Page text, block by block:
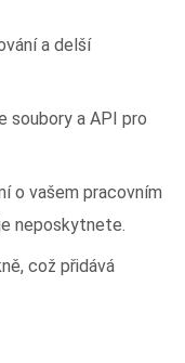
a delší
soubory a API pro
o vašem pracovním
neposkytnete.
což přidává